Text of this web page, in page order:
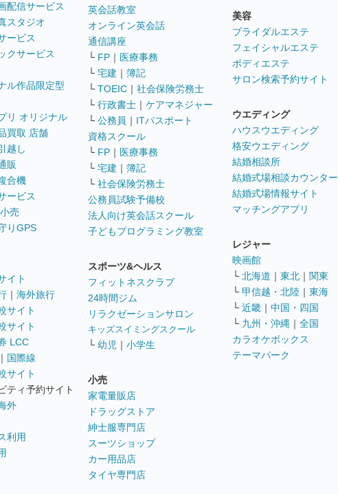
配信サービス
スタジオ
ービス
クサービス
ル作品限定型
リ オリジナル
買取 店舗
越し
販
合機
ービス
売
りGPS
イト
｜ 海外旅行
サイト
サイト
LCC
国際線
サイト
ティ予約サイト
外
利用
英会話教室
オンライン英会話
通信講座
└ FP ｜ 医療事務
└ 宅建 ｜ 簿記
└ TOEIC ｜ 社会保険労務士
└ 行政書士 ｜ ケアマネジャー
└ 公務員 ｜ ITパスポート
資格スクール
└ FP ｜ 医療事務
└ 宅建 ｜ 簿記
└ 社会保険労務士
公務員試験予備校
法人向け英会話スクール
子どもプログラミング教室
スポーツ&ヘルス
フィットネスクラブ
24時間ジム
リラクゼーションサロン
キッズスイミングスクール
└ 幼児 ｜ 小学生
小売
家電量販店
ドラッグストア
紳士服専門店
スーツショップ
カー用品店
タイヤ専門店
美容
ブライダルエステ
フェイシャルエステ
ボディエステ
サロン検索予約サイト
ウエディング
ハウスウエディング
格安ウエディング
結婚相談所
結婚式場相談カウンター
結婚式場情報サイト
マッチングアプリ
レジャー
映画館
└ 北海道 ｜ 東北 ｜ 関東
└ 甲信越・北陸 ｜ 東海
└ 近畿 ｜ 中国・四国
└ 九州・沖縄 ｜ 全国
カラオケボックス
テーマパーク